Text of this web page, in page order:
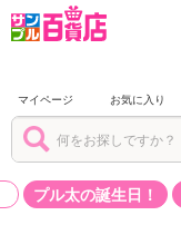
マイページ お気に入り
プル太の誕生日！